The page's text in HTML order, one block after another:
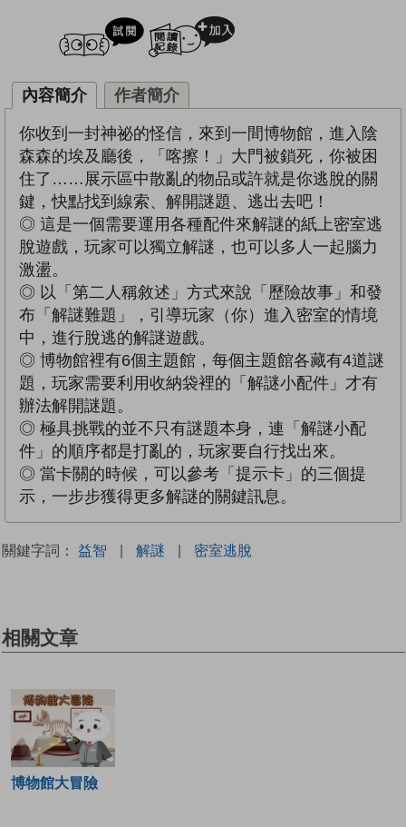
試閲
內容簡介 作者簡介
你收到一封神祕的怪信，來到一間博物館，進入陰
森森的埃及廳後，「喀擦！」大門被鎖死，你被困
住了……展示區中散亂的物品或許就是你逃脫的關
鍵，快點找到線索、解開謎題、逃出去吧！
◎ 這是一個需要運用各種配件來解謎的紙上密室逃
脫遊戲，玩家可以獨立解謎，也可以多人一起腦力
激盪。
◎ 以「第二人稱敘述」方式來說「歷險故事」和發
布「解謎難題」，引導玩家（你）進入密室的情境
中，進行脫逃的解謎遊戲。
◎ 博物館裡有6個主題館，每個主題館各藏有4道謎
題，玩家需要利用收納袋裡的「解謎小配件」才有
辦法解開謎題。
◎ 極具挑戰的並不只有謎題本身，連「解謎小配
件」的順序都是打亂的，玩家要自行找出來。
◎ 當卡關的時候，可以參考「提示卡」的三個提
示，一步步獲得更多解謎的關鍵訊息。
關鍵字詞： 益智 | 解謎 | 密室逃脫
相關文章
博物館大冒險